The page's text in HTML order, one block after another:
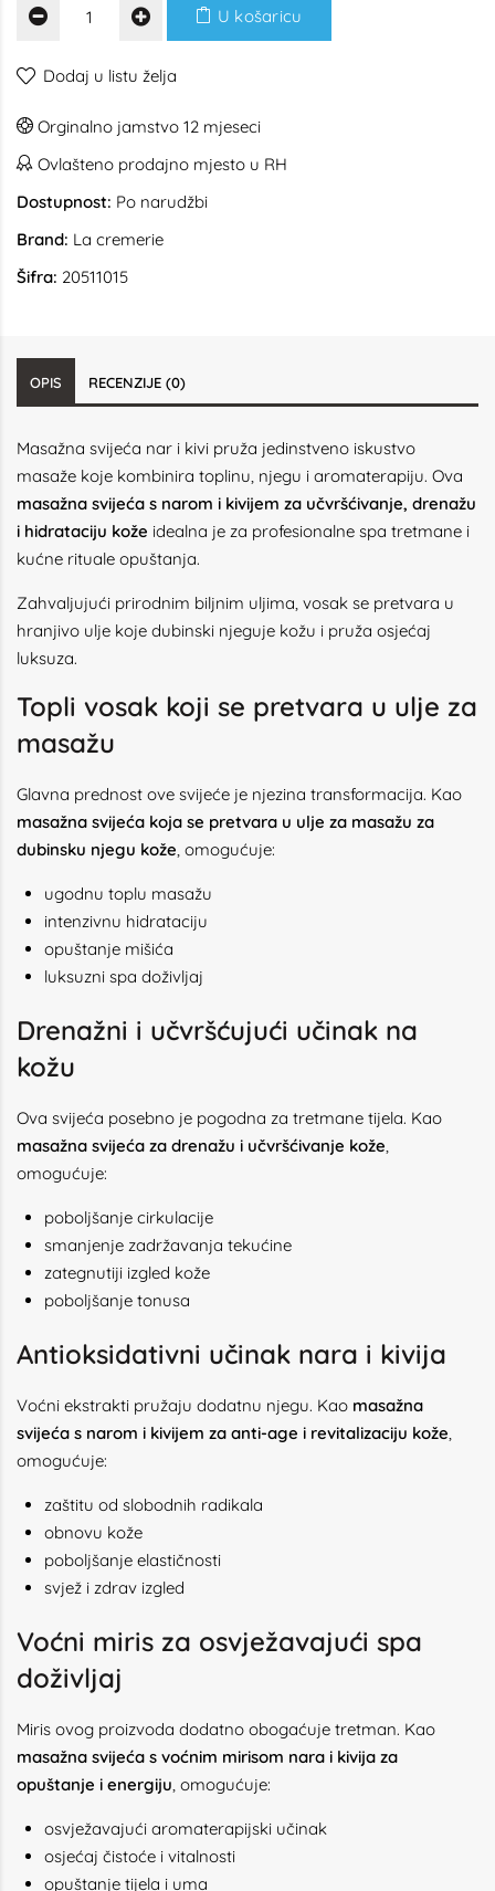
U košaricu
Dodaj u listu želja
Orginalno jamstvo 12 mjeseci
Ovlašteno prodajno mjesto u RH
Dostupnost: Po narudžbi
Brand: La cremerie
Šifra: 20511015
OPIS RECENZIJE (0)
Masažna svijeća nar i kivi pruža jedinstveno iskustvo
masaže koje kombinira toplinu, njegu i aromaterapiju. Ova
masažna svijeća s narom i kivijem za učvršćivanje, drenažu
i hidrataciju kože idealna je za profesionalne spa tretmane i
kućne rituale opuštanja.
Zahvaljujući prirodnim biljnim uljima, vosak se pretvara u
hranjivo ulje koje dubinski njeguje kožu i pruža osjećaj
luksuza.
Topli vosak koji se pretvara u ulje za
masažu
Glavna prednost ove svijeće je njezina transformacija. Kao
masažna svijeća koja se pretvara u ulje za masažu za
dubinsku njegu kože, omogućuje:
ugodnu toplu masažu
intenzivnu hidrataciju
opuštanje mišića
luksuzni spa doživljaj
Drenažni i učvršćujući učinak na
kožu
Ova svijeća posebno je pogodna za tretmane tijela. Kao
masažna svijeća za drenažu i učvršćivanje kože,
omogućuje:
poboljšanje cirkulacije
smanjenje zadržavanja tekućine
zategnutiji izgled kože
poboljšanje tonusa
Antioksidativni učinak nara i kivija
Voćni ekstrakti pružaju dodatnu njegu. Kao masažna
svijeća s narom i kivijem za anti-age i revitalizaciju kože,
omogućuje:
zaštitu od slobodnih radikala
obnovu kože
poboljšanje elastičnosti
svjež i zdrav izgled
Voćni miris za osvježavajući spa
doživljaj
Miris ovog proizvoda dodatno obogaćuje tretman. Kao
masažna svijeća s voćnim mirisom nara i kivija za
opuštanje i energiju, omogućuje:
osvježavajući aromaterapijski učinak
osjećaj čistoće i vitalnosti
opuštanje tijela i uma